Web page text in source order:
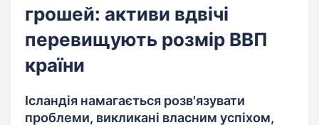
грошей: активи вдвічі
перевищують розмір ВВП
країни
Ісландія намагається розв'язувати
проблеми, викликані власним успіхом,